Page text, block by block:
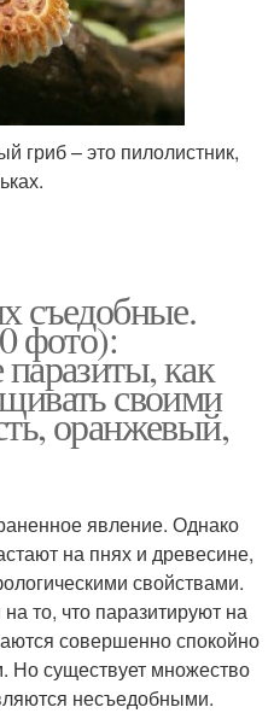
гриб – это пилолистник,
съедобные.
фото):
как
своими
оранжевый,
явление. Однако
на пнях и древесине,
свойствами.
то, что паразитируют на
совершенно спокойно
Но существует множество
несъедобными.